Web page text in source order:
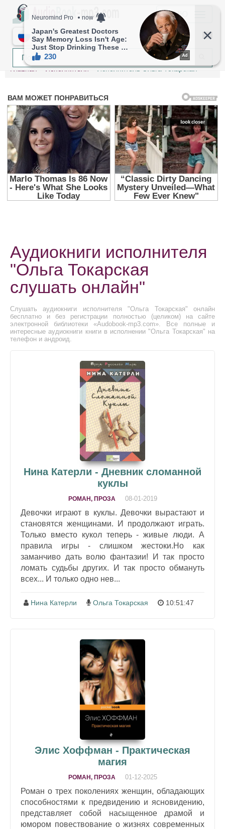
МЕНЮ
RU
Главная Исполнители Исполнитель Ольга Токарская
Аудиокниги исполнителя
"Ольга Токарская
слушать онлайн"
Слушать аудиокниги исполнителя "Ольга Токарская" онлайн
бесплатно и без регистрации полностью (целиком) на сайте
электронной библиотеки «Audobook-mp3.com». Все полные и
интересные аудиокниги книги в исполнении "Ольга Токарская" на
телефон и андроид.
Нина Катерли - Дневник сломанной
куклы
РОМАН, ПРОЗА 08-01-2019
Девочки играют в куклы. Девочки вырастают и
становятся женщинами. И продолжают играть.
Только вместо кукол теперь - живые люди. А
правила игры - слишком жестоки.Но как
заманчиво дать волю фантазии! И так просто
ломать судьбы других. И так просто обмануть
всех... И только одно нев...
Нина Катерли Ольга Токарская 10:51:47
Элис Хоффман - Практическая
магия
РОМАН, ПРОЗА 01-12-2025
Роман о трех поколениях женщин, обладающих
способностями к предвидению и ясновидению,
представляет собой насыщенное драмой и
юмором повествование о жизнях современных